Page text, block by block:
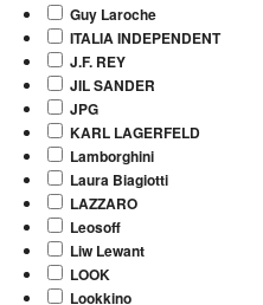
Guy Laroche
ITALIA INDEPENDENT
J.F. REY
JIL SANDER
JPG
KARL LAGERFELD
Lamborghini
Laura Biagiotti
LAZZARO
Leosoff
Liw Lewant
LOOK
Lookkino